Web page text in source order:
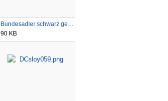
Bundesadler schwarz ge…
90 KB